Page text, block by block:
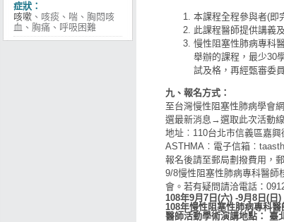
症狀：
咳嗽 、咳痰、喘、胸悶咳
血、胸痛、呼吸困難
本課程全程參與者(即
此課程醫師提供講義
慢性阻塞性肺病專科
舉辦的課程，最少30
試及格，再經甄審委
九、報名方式：
至台灣慢性阻塞性肺病學會
選最新消息→選取此次活動線
地址︰110台北市信義區嘉
ASTHMA︰電子信箱︰
報名後請至郵局劃撥費用，
9/8慢性阻塞性肺病專科醫師
會。若有疑問請洽電話：
108年9月7日(六) -9月8日(日)
108年慢性阻塞性肺病專科
醫師活動學術演講地點： 臺